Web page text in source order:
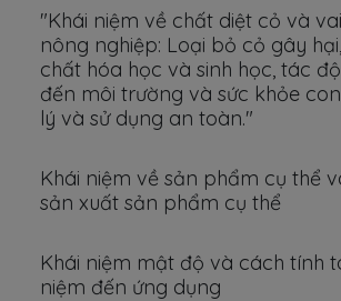
"Khái niệm về chất diệt cỏ và
nông nghiệp: Loại bỏ cỏ gây
chất hóa học và sinh học, tác
đến môi trường và sức khỏe
lý và sử dụng an toàn."
Khái niệm về sản phẩm cụ thể
sản xuất sản phẩm cụ thể
Khái niệm mật độ và cách tính
niệm đến ứng dụng